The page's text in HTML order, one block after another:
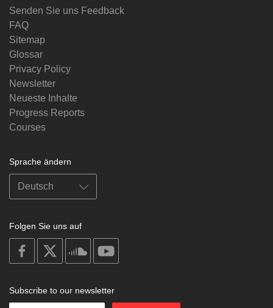
Senden Sie uns Feedback
FAQ
Sitemap
Glossar
Privacy Policy
Newsletter
Neueste Inhalte
Progress Reports
Courses
Sprache ändern
Folgen Sie uns auf
on
facebook
soundcloud
Subscribe to our newsletter